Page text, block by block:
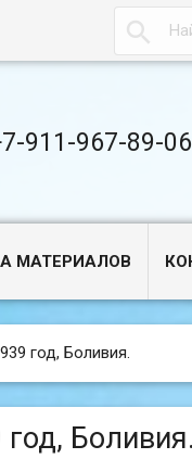

911-967-89-06
МАТЕРИАЛОВ
год, Боливия.
Боливия.